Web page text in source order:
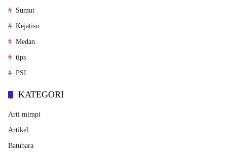
Sumut
Kejatisu
Medan
tips
PSI
KATEGORI
Arti mimpi
Artikel
Batubara